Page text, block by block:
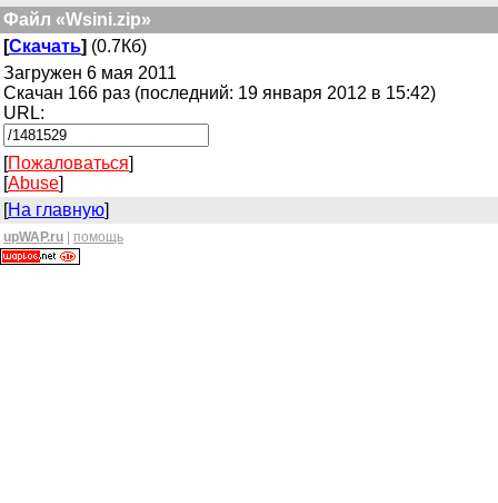
Файл «Wsini.zip»
[Скачать] (0.7Кб)
Загружен 6 мая 2011
Скачан 166 раз (последний: 19 января 2012 в 15:42)
URL:
[Пожаловаться]
[Abuse]
[На главную]
upWAP.ru помощь